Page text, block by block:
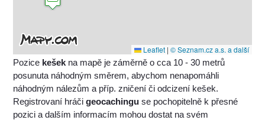
Leaflet | © Seznam.cz a.s. a další
Pozice kešek na mapě je záměrně o cca 10 - 30 metrů
posunuta náhodným směrem, abychom nenapomáhli
náhodným nálezům a příp. zničení či odcizení kešek.
Registrovaní hráčigeocachingu se pochopitelně k přesné
pozici a dalším informacím mohou dostat na svém